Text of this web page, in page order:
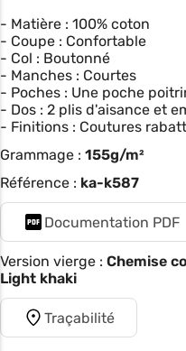
- Matière : 100% coton
- Coupe : Confortable
- Col : Boutonné
- Manches : Courtes
- Poches : Une poche
- Dos : 2 plis d'aisance et
- Finitions : Coutures
Grammage : 155g/m²
Référence : ka-k587
Documentation PDF
Version vierge : Chemise
Light khaki
Traçabilité